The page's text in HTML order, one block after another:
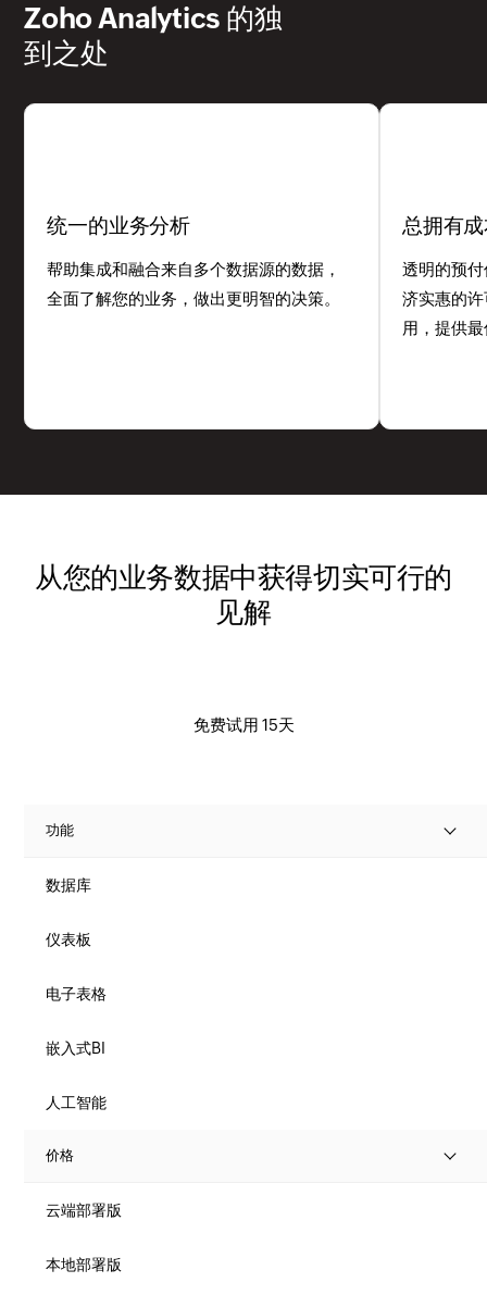
Zoho Analytics 的独
到之处
统一的业务分析
帮助集成和融合来自多个数据源的数据，
全面了解您的业务，做出更明智的决策。
总拥有
透明的预
济实惠的
用，提供
从您的业务数据中获得切实可行的
见解
免费试用 15天
功能
数据库
仪表板
电子表格
嵌入式BI
人工智能
价格
云端部署版
本地部署版